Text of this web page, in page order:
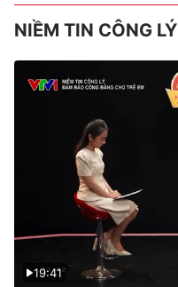
NIỀM TIN CÔNG LÝ
19:41